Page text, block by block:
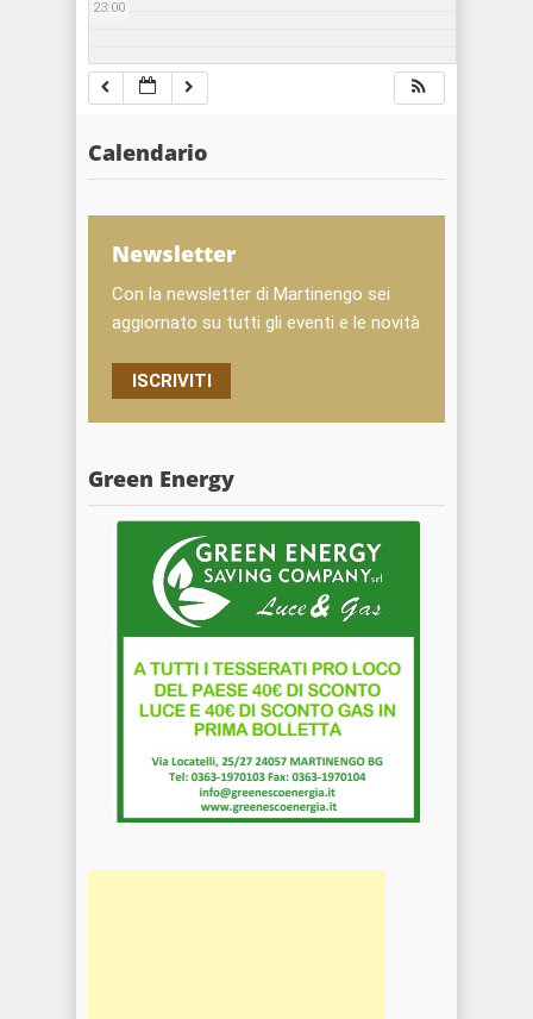
23:00
Calendario
Newsletter
Con la newsletter di Martinengo sei
aggiornato su tutti gli eventi e le novità
ISCRIVITI
Green Energy